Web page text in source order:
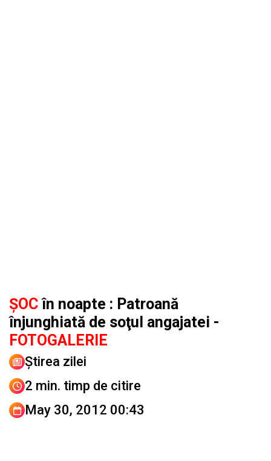
ŞOCîn noapte : Patroană
înjunghiată de soţul angajatei -
FOTOGALERIE
Știrea zilei
2 min. timp de citire
May 30, 2012 00:43